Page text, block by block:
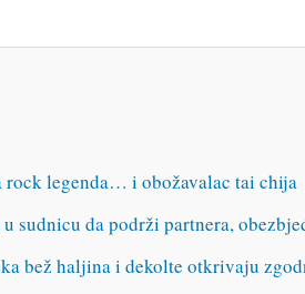
rock legenda… i obožavalac tai chija
sudnicu da podrži partnera,
bež haljina i dekolte otkrivaju